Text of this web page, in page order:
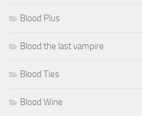
Blood Plus
Blood the last vampire
Blood Ties
Blood Wine